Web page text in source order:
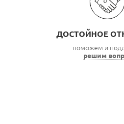
ДОСТОЙНОЕ
поможем и
решим